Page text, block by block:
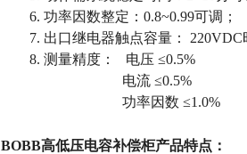
6. 功率因数整定：0.8~0.99可调；
7. 出口继电器触点容量： 220VDC
8. 测量精度： 电压 ≤0.5%
电流 ≤0.5%
功率因数 ≤1.0%
BOBB高低压电容补偿柜产品特点：